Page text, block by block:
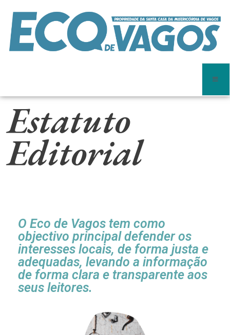
Estatuto
Editorial
O Eco de Vagos tem como
objectivo principal defender os
interesses locais, de forma justa e
adequadas, levando a informação
de forma clara e transparente aos
seus leitores.